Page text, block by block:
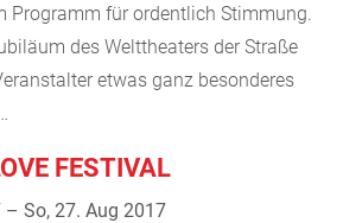
Programm für ordentlich Stimmung.
des Welttheaters der Straße
etwas ganz besonderes
FESTIVAL
– So, 27. Aug 2017